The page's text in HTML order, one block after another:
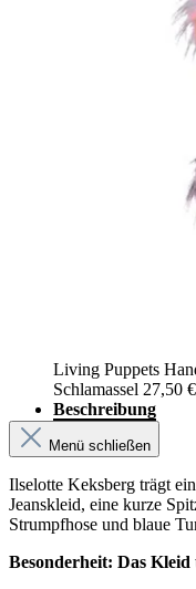
Living Puppets
Schlamassel 27,50
Beschreibung
Menü schließen
Ilselotte Keksberg trägt
Jeanskleid, eine kurze
Strumpfhose und blaue
Besonderheit: Das